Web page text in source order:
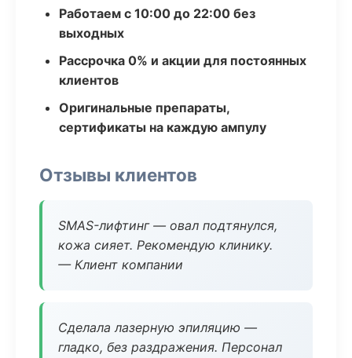
Работаем с 10:00 до 22:00 без
выходных
Рассрочка 0% и акции для постоянных
клиентов
Оригинальные препараты,
сертификаты на каждую ампулу
Отзывы клиентов
SMAS-лифтинг — овал подтянулся,
кожа сияет. Рекомендую клинику.
— Клиент компании
Сделала лазерную эпиляцию —
гладко, без раздражения. Персонал